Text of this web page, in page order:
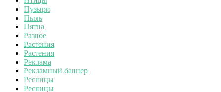
Пузыри
Пыль
Пятна
Разное
Растения
Растения
Реклама
Рекламный баннер
Ресницы
Ресницы